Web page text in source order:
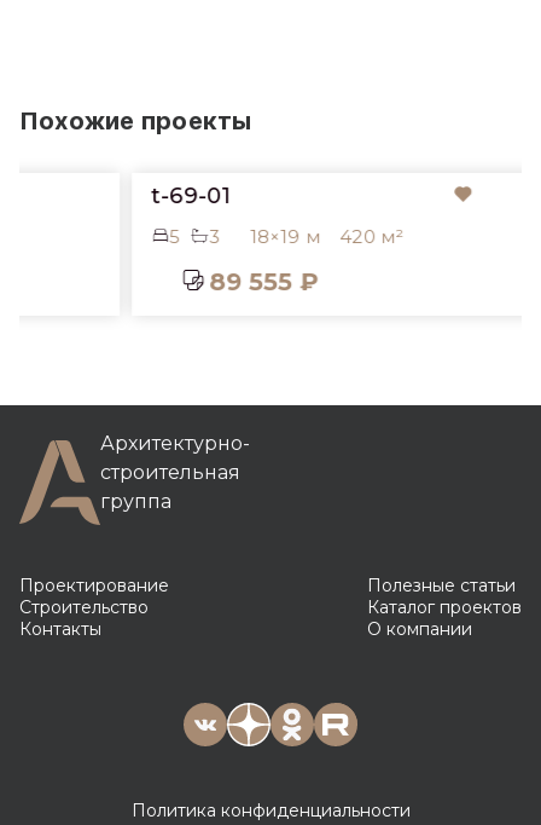
Похожие проекты
t-69-01
3 18×19 м 420 м²
89 555 ₽
Архитектурно-
строительная
группа
Проектирование
Строительство
Контакты
Полезные статьи
Каталог проектов
О компании
Политика конфиденциальности